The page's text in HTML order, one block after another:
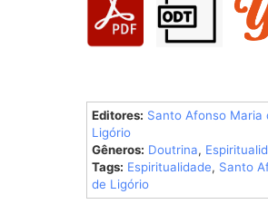
Editores: Santo Afonso Maria
Ligório
Gêneros: Doutrina,
Tags: Espiritualidade, Santo
de Ligório